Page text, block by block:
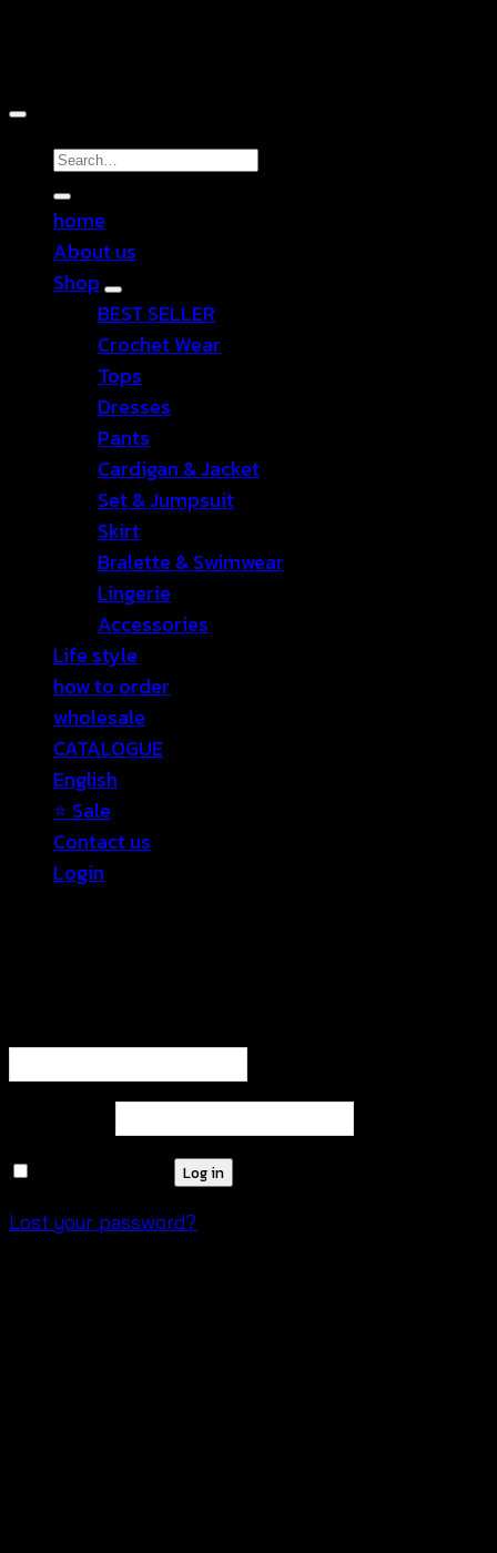
Search
for:
home
About us
Shop
BEST SELLER
Crochet Wear
Tops
Dresses
Pants
Cardigan & Jacket
Set & Jumpsuit
Skirt
Bralette & Swimwear
Lingerie
Accessories
Life style
how to order
wholesale
CATALOGUE
English
⭐ Sale
Contact us
Login
Log in
Lost your password?